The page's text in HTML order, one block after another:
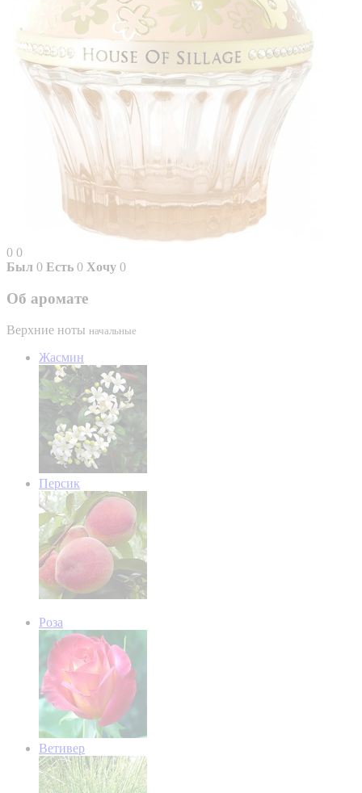
0 0
Был 0 Есть 0 Хочу 0
Об аромате
Верхние ноты начальные
Жасмин
Персик
Роза
Ветивер